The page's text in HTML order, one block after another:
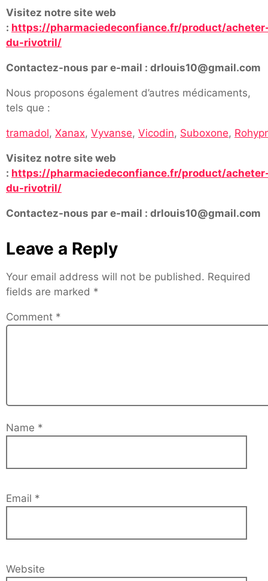
Visitez notre site web
: https://pharmaciedeconfiance.fr/product/
du-rivotril/
Contactez-nous par e-mail : drlouis10@gmail.com
Nous proposons également d’autres médicaments,
tels que :
tramadol, Xanax, Vyvanse, Vicodin, Suboxone,
Visitez notre site web
: https://pharmaciedeconfiance.fr/product/
du-rivotril/
Contactez-nous par e-mail : drlouis10@gmail.com
Leave a Reply
Your email address will not be published. Required
fields are marked *
Comment *
Name *
Email *
Website